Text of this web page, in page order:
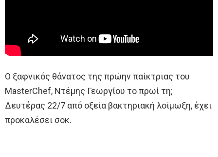
Ο ξαφνικός θάνατος της πρώην παίκτριας του
MasterChef, Ντέμης Γεωργίου το πρωί τη;
Δευτέρας 22/7 από οξεία βακτηριακή λοίμωξη, έχει
προκαλέσει σοκ.